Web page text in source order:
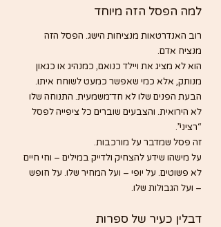
למה הפסל הזה מיוחד
רוב האנדרטאות מנציחות הישג. הפסל הזה
מנציח אדם.
הוא לא מציג את ויילד כנואם, כמנהיג או כגאון
מנותק, אלא כמי שאפשר כמעט לשוחח איתו.
הבעת הפנים שלו לא חד־משמעית. התנוחה שלו
לא הירואית. והצבעים שוברים כל ציפייה לפסל
“רציני”.
זה פסל שמדבר על מורכבות.
על מישהו שידע להצחיק ולדייק במילים – וחי חיים
לא פשוטים. על יופי – ועל המחיר שלו. על חופש
– ועל הגבולות שלו.
דבלין כעיר של ספרות